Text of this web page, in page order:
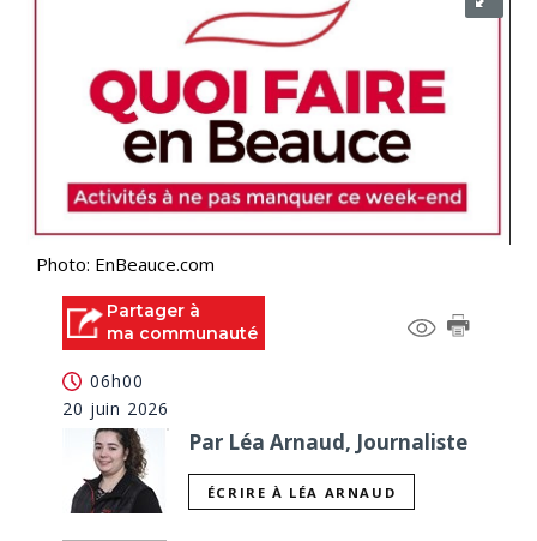
Photo: EnBeauce.com
Partager à
ma communauté
06h00
20 juin 2026
Par Léa Arnaud, Journaliste
ÉCRIRE À LÉA ARNAUD